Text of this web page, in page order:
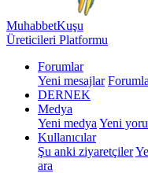
MuhabbetKuşu
Üreticileri Platformu
Forumlar
Yeni mesajlar
DERNEK
Medya
Yeni medya Yeni
Kullanıcılar
Şu anki ziyaretçiler
ara